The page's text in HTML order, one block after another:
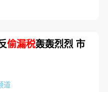
偷漏税轰轰烈烈 市
道